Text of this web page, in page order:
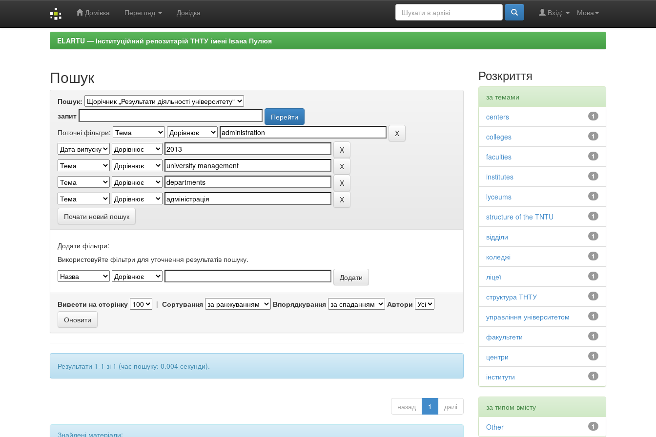
Домівка Перегляд Довідка Мова
Вхід:
ELARTU — Інституційний репозитарій ТНТУ імені Івана Пулюя
Пошук
Пошук:
запит
Поточні фільтри:
Почати новий пошук
Додати фільтри:
Використовуйте фільтри для уточнення результатів пошуку.
Вивести на сторінку | Сортування Впорядкування Автори
Результати 1-1 зі 1 (час пошуку: 0.004 секунди).
назад 1 далі
Знайдені матеріали:
Розкриття
за темами
1
centers
1
colleges
1
faculties
1
institutes
1
lyceums
1
structure of the TNTU
1
відділи
1
коледжі
1
ліцеї
1
структура ТНТУ
1
управління університетом
1
факультети
1
центри
1
інститути
за типом вмісту
1
Other